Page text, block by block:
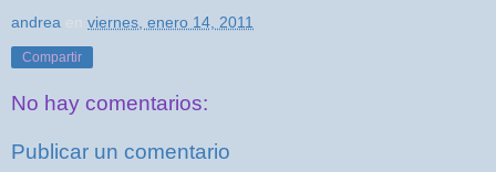
andrea en viernes, enero 14, 2011
Compartir
No hay comentarios:
Publicar un comentario